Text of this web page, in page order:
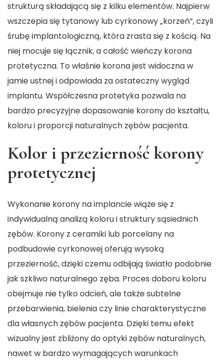
strukturą składającą się z kilku elementów. Najpierw
wszczepia się tytanowy lub cyrkonowy „korzeń”, czyli
śrubę implantologiczną, która zrasta się z kością. Na
niej mocuje się łącznik, a całość wieńczy korona
protetyczna. To właśnie korona jest widoczna w
jamie ustnej i odpowiada za ostateczny wygląd
implantu. Współczesna protetyka pozwala na
bardzo precyzyjne dopasowanie korony do kształtu,
koloru i proporcji naturalnych zębów pacjenta.
Kolor i przezierność korony
protetycznej
Wykonanie korony na implancie wiąże się z
indywidualną analizą koloru i struktury sąsiednich
zębów. Korony z ceramiki lub porcelany na
podbudowie cyrkonowej oferują wysoką
przezierność, dzięki czemu odbijają światło podobnie
jak szkliwo naturalnego zęba. Proces doboru koloru
obejmuje nie tylko odcień, ale także subtelne
przebarwienia, bielenia czy linie charakterystyczne
dla własnych zębów pacjenta. Dzięki temu efekt
wizualny jest zbliżony do optyki zębów naturalnych,
nawet w bardzo wymagających warunkach